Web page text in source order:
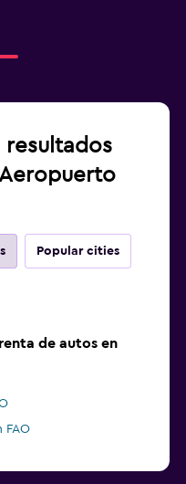
resultados
Popular cities
de autos en
FAO